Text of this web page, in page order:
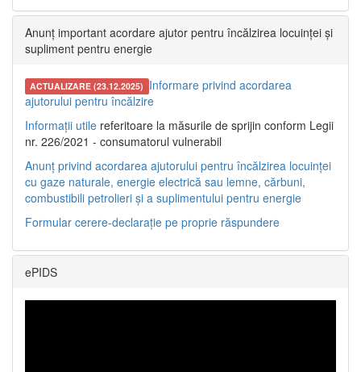
Anunț important acordare ajutor pentru încălzirea locuinței și
supliment pentru energie
ACTUALIZARE (23.12.2025) Informare privind acordarea
ajutorului pentru încălzire
Informații utile referitoare la măsurile de sprijin conform Legii
nr. 226/2021 - consumatorul vulnerabil
Anunț privind acordarea ajutorului pentru încălzirea locuinței
cu gaze naturale, energie electrică sau lemne, cărbuni,
combustibili petrolieri și a suplimentului pentru energie
Formular cerere-declarație pe proprie răspundere
ePIDS